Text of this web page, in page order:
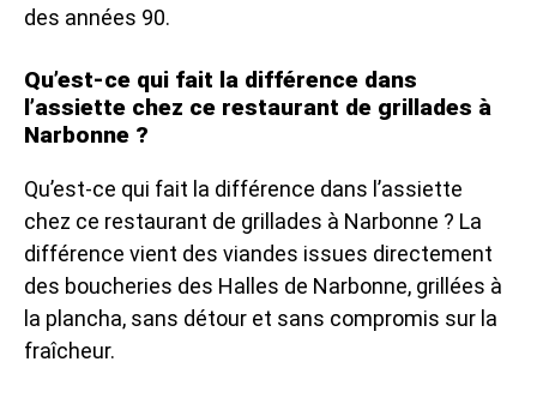
des années 90.
Qu’est-ce qui fait la différence dans
l’assiette chez ce restaurant de grillades à
Narbonne ?
Qu’est-ce qui fait la différence dans l’assiette
chez ce restaurant de grillades à Narbonne ? La
différence vient des viandes issues directement
des boucheries des Halles de Narbonne, grillées à
la plancha, sans détour et sans compromis sur la
fraîcheur.